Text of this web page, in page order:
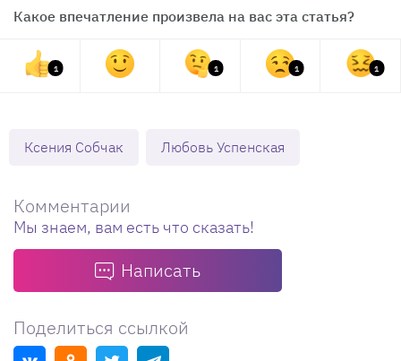
Какое впечатление произвела на вас эта статья?
1 1 1 1
Ксения Собчак Любовь Успенская
Комментарии
Мы знаем, вам есть что сказать!
Написать
Поделиться ссылкой